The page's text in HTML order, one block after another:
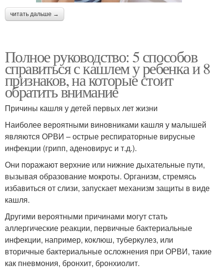
читать дальше →
Полное руководство: 5 способов
справиться с кашлем у ребенка и 8
признаков, на которые стоит
обратить внимание
Причины кашля у детей первых лет жизни
Наиболее вероятными виновниками кашля у малышей
являются ОРВИ – острые респираторные вирусные
инфекции (грипп, аденовирус и т.д.).
Они поражают верхние или нижние дыхательные пути,
вызывая образование мокроты. Организм, стремясь
избавиться от слизи, запускает механизм защиты в виде
кашля.
Другими вероятными причинами могут стать
аллергические реакции, первичные бактериальные
инфекции, например, коклюш, туберкулез, или
вторичные бактериальные осложнения при ОРВИ, такие
как пневмония, бронхит, бронхиолит.